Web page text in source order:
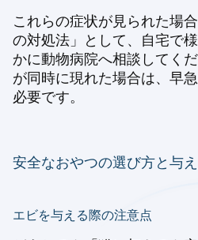
これらの症状が見られた場
の対処法」として、自宅で
かに動物病院へ相談してく
が同時に現れた場合は、早
必要です。
安全なおやつの選び方と与
エビを与える際の注意点